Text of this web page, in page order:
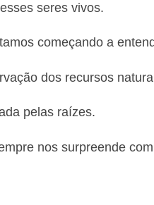
seres vivos.
começando a
dos recursos
pelas raízes.
nos surpreende